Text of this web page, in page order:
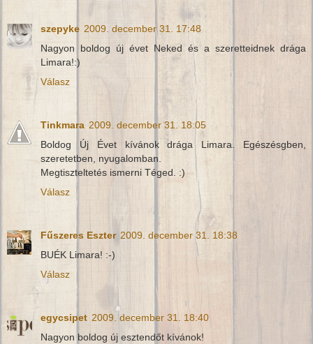
szepyke 2009. december 31. 17:48
Nagyon boldog új évet Neked és a szeretteidnek drága
Limara!:)
Válasz
Tinkmara 2009. december 31. 18:05
Boldog Új Évet kívánok drága Limara. Egészésgben,
szeretetben, nyugalomban.
Megtiszteltetés ismerni Téged. :)
Válasz
Fűszeres Eszter 2009. december 31. 18:38
BUÉK Limara! :-)
Válasz
egycsipet 2009. december 31. 18:40
Nagyon boldog új esztendőt kívánok!